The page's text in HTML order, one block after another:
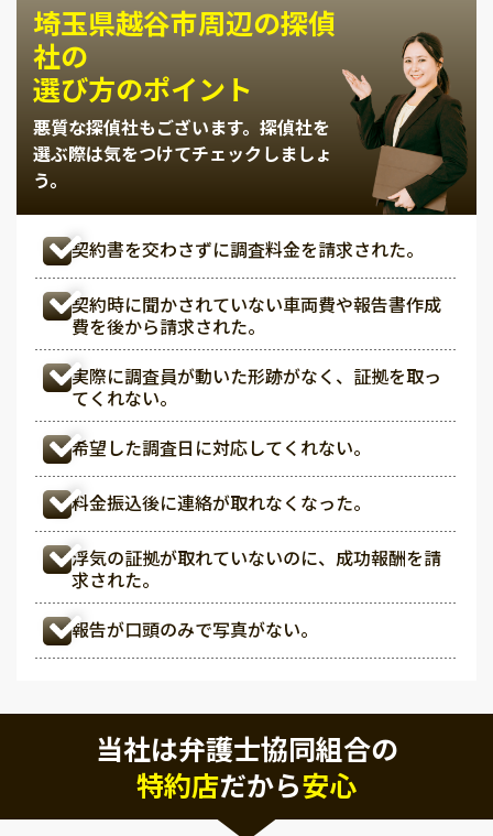
埼玉県越谷市周辺の探偵
社の
選び方のポイント
悪質な探偵社もございます。 探偵社を
選ぶ際は気をつけてチェックしましょ
う。
契約書を交わさずに調査料金を請求された。
契約時に聞かされていない車両費や報告書作成
費を後から請求された。
実際に調査員が動いた形跡がなく、証拠を取っ
てくれない。
希望した調査日に対応してくれない。
料金振込後に連絡が取れなくなった。
浮気の証拠が取れていないのに、成功報酬を請
求された。
報告が口頭のみで写真がない。
当社は弁護士協同組合の
特約店だから安心